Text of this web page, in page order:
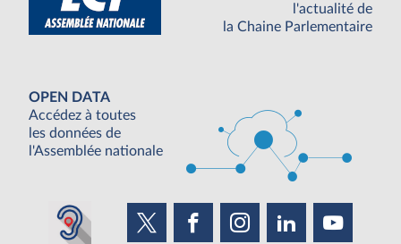
l'actualité de
la Chaine Parlementaire
OPEN DATA
Accédez à toutes
les données de
l'Assemblée nationale